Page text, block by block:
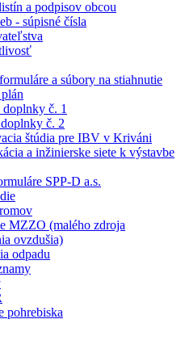
a podpisov obcou
- súpisné čísla
a súbory na stiahnutie
doplnky č. 1
č. 2
štúdia pre IBV v Kriváni
a inžinierske siete k výstavbe
SPP-D a.s.
MZZO (malého zdroja
ovzdušia)
odpadu
pohrebiska